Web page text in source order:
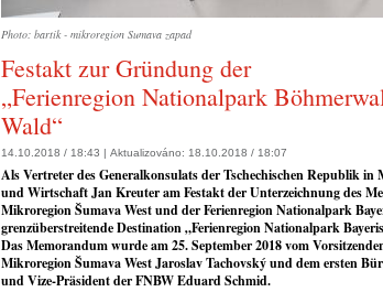
Photo: bartik - mikroregion Sumava zapad
Festakt zur Gründung der
„Ferienregion Nationalpark
Wald“
14.10.2018 / 18:43 | Aktualizováno: 18.10.2018 / 18:07
Als Vertreter des Generalkonsulats der Tschechischen Republik
und Wirtschaft Jan Kreuter am Festakt der Unterzeichnung des
Mikroregion Šumava West und der Ferienregion Nationalpark
grenzüberstreitende Destination „Ferienregion Nationalpark
Das Memorandum wurde am 25. September 2018 vom
Mikroregion Šumava West Jaroslav Tachovský und dem ersten
und Vize-Präsident der FNBW Eduard Schmid.